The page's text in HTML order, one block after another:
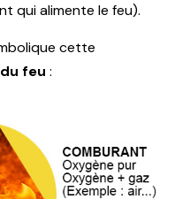
qui alimente le feu).
cette
feu :